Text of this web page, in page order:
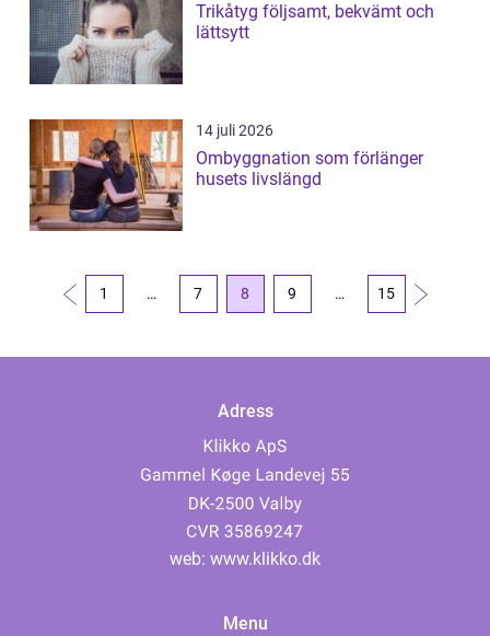
Trikåtyg följsamt, bekvämt och
lättsytt
14 juli 2026
Ombyggnation som förlänger
husets livslängd
1 … 7 8 9 … 15
Adress
web: www.klikko.dk
Menu